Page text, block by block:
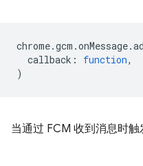
chrome.gcm .onMessage.
callback : function,
)
当通过 FCM 收到消息时触